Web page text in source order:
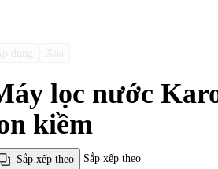
lọc nước
kiềm
Sắp xếp theo
Sắp xếp theo